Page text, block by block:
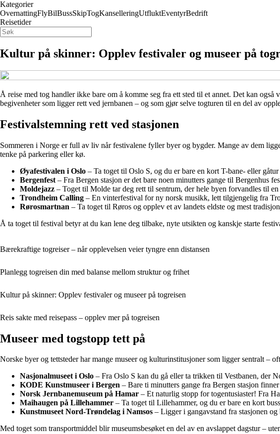
Kategorier
OvernattingFlyBilBussSkipTogKanselleringUtfluktEventyrBedrift
Reisetider
Kultur på skinner: Opplev festivaler og museer på
Å reise med tog handler ikke bare om å komme seg fra ett sted til et annet. Det kan
begivenheter som ligger rett ved jernbanen – og som gjør selve togturen til en del av
Festivalstemning rett ved stasjonen
Sommeren i Norge er full av liv når festivalene fyller byer og bygder. Mange av dem
tenke på parkering eller kø.
Øyafestivalen i Oslo – Ta toget til Oslo S, og du er bare en kort T-bane- eller
Bergenfest – Fra Bergen stasjon er det bare noen minutters gange til Bergenhus
Moldejazz – Toget til Molde tar deg rett til sentrum, der hele byen forvandles til
Trondheim Calling – En vinterfestival for ny norsk musikk, lett tilgjengelig fra
Rørosmartnan – Ta toget til Røros og opplev et av landets eldste og mest
Å ta toget til festival betyr at du kan lene deg tilbake, nyte utsikten og kanskje starte
Bærekraftige togreiser – når opplevelsen veier tyngre enn distansen
Planlegg togreisen din med balanse mellom struktur og frihet
Kultur på skinner: Opplev festivaler og museer på togreisen
Reis sakte med reisepass – opplev mer på togreisen
Museer med togstopp tett på
Norske byer og tettsteder har mange museer og kulturinstitusjoner som ligger sentralt –
Nasjonalmuseet i Oslo – Fra Oslo S kan du gå eller ta trikken til Vestbanen, der
KODE Kunstmuseer i Bergen – Bare ti minutters gange fra Bergen stasjon
Norsk Jernbanemuseum på Hamar – Et naturlig stopp for togentusiaster! Fra
Maihaugen på Lillehammer – Ta toget til Lillehammer, og du er bare en kort
Kunstmuseet Nord-Trøndelag i Namsos – Ligger i gangavstand fra stasjonen
Med toget som transportmiddel blir museumsbesøket en del av en avslappet dagstur –